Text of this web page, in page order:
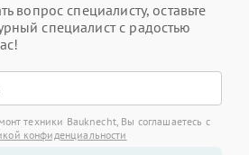
вопрос специалисту, оставьте
специалист с радостью
техники Bauknecht, Вы соглашаетесь с
конфиденциальности